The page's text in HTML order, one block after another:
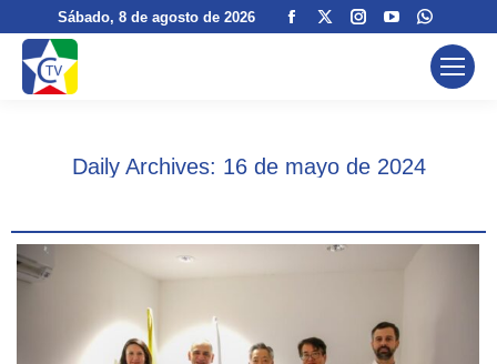
Sábado, 8 de agosto de 2026
Facebook
windowwindow
Instagram
window
YouTube
opens
window
page
opens
Daily Archives: 16 de mayo de 2024